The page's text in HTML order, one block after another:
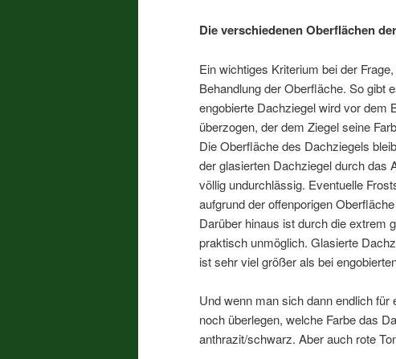
Die verschiedenen Oberflächen
Ein wichtiges Kriterium bei der
Behandlung der Oberfläche. So gibt
engobierte Dachziegel wird vor dem
überzogen, der dem Ziegel seine
Die Oberfläche des Dachziegels
der glasierten Dachziegel durch das
völlig undurchlässig. Eventuelle
aufgrund der offenporigen
Darüber hinaus ist durch die extrem
praktisch unmöglich. Glasierte
ist sehr viel größer als bei
Und wenn man sich dann endlich
noch überlegen, welche Farbe das
anthrazit/schwarz. Aber auch rote